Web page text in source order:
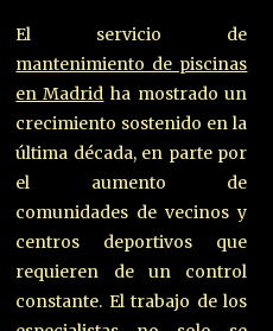
El servicio de
mantenimiento de piscinas
en Madrid ha mostrado un
crecimiento sostenido en la
última década, en parte por
el aumento de
comunidades de vecinos y
centros deportivos que
requieren de un control
constante. El trabajo de los